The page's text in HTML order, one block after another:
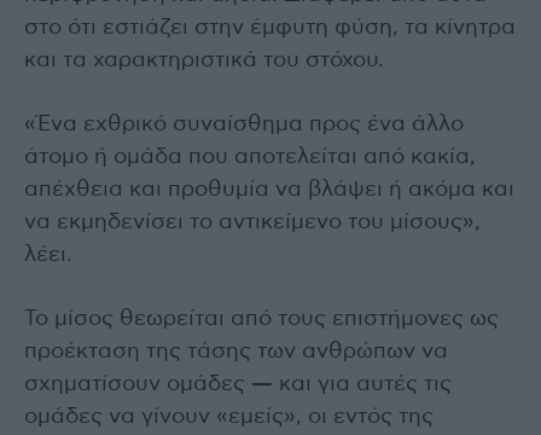
στο ότι εστιάζει στην έμφυτη φύση, τα κίνητρα
και τα χαρακτηριστικά του στόχου.
«Ένα εχθρικό συναίσθημα προς ένα άλλο
άτομο ή ομάδα που αποτελείται από κακία,
απέχθεια και προθυμία να βλάψει ή ακόμα και
να εκμηδενίσει το αντικείμενο του μίσους»,
λέει.
Το μίσος θεωρείται από τους επιστήμονες ως
προέκταση της τάσης των ανθρώπων να
σχηματίσουν ομάδες — και για αυτές τις
ομάδες να γίνουν «εμείς», οι εντός της